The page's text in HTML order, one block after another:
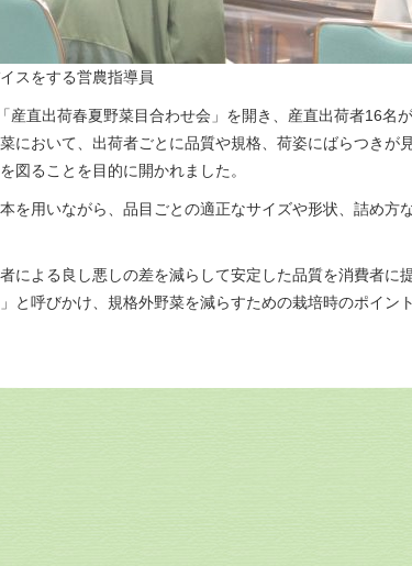
スをする営農指導員
直出荷春夏野菜目合わせ会」を開き、産直出荷者16名が
において、出荷者ごとに品質や規格、荷姿にばらつきが
図ることを目的に開かれました。
を用いながら、品目ごとの適正なサイズや形状、詰め方
による良し悪しの差を減らして安定した品質を消費者に
と呼びかけ、規格外野菜を減らすための栽培時のポイン